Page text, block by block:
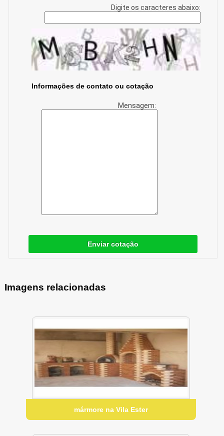
Digite os caracteres abaixo:
Informações de contato ou cotação
Mensagem:
Enviar cotação
Imagens relacionadas
mármore na Vila Ester